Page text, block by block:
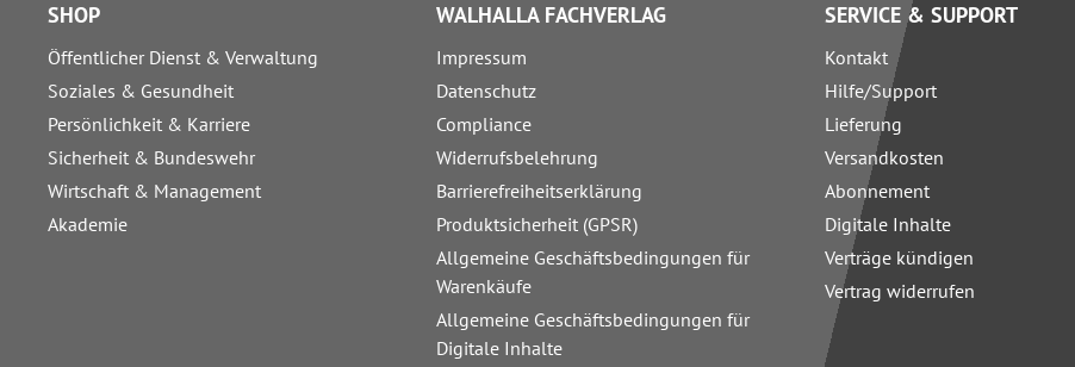
SHOP
Öffentlicher Dienst & Verwaltung
Soziales & Gesundheit
Persönlichkeit & Karriere
Sicherheit & Bundeswehr
Wirtschaft & Management
Akademie
WALHALLA FACHVERLAG
Impressum
Datenschutz
Compliance
Widerrufsbelehrung
Barrierefreiheitserklärung
Produktsicherheit (GPSR)
Allgemeine Geschäftsbedingungen für
Warenkäufe
Allgemeine Geschäftsbedingungen für
Digitale Inhalte
SERVICE & SUPPORT
Kontakt
Hilfe/Support
Lieferung
Versandkosten
Abonnement
Digitale Inhalte
Verträge kündigen
Vertrag widerrufen